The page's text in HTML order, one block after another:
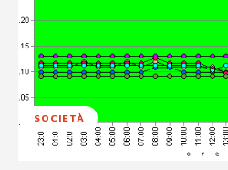
SOCIETÀ